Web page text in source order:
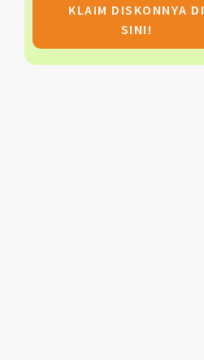
KLAIM DISKONNYA DI
SINI!